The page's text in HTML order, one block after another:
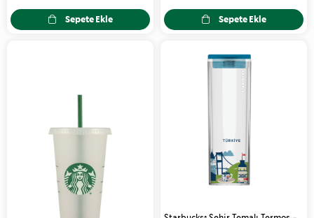
Sepete Ekle Sepete Ekle